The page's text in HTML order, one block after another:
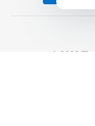
© 2026